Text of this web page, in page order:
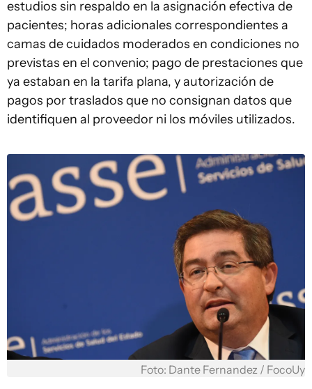
estudios sin respaldo en la asignación efectiva de
pacientes; horas adicionales correspondientes a
camas de cuidados moderados en condiciones no
previstas en el convenio; pago de prestaciones que
ya estaban en la tarifa plana, y autorización de
pagos por traslados que no consignan datos que
identifiquen al proveedor ni los móviles utilizados.
Foto: Dante Fernandez / FocoUy